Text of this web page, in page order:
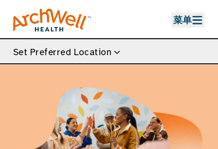
菜单
Set Preferred Location